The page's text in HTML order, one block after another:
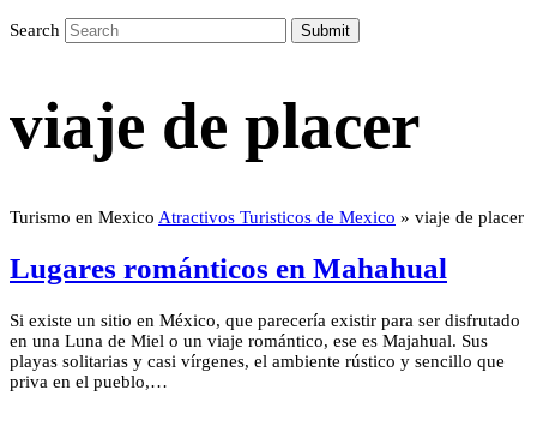
Search Submit
viaje de placer
Turismo en Mexico Atractivos Turisticos de Mexico » viaje de placer
Lugares románticos en Mahahual
Si existe un sitio en México, que parecería existir para ser disfrutado
en una Luna de Miel o un viaje romántico, ese es Majahual. Sus
playas solitarias y casi vírgenes, el ambiente rústico y sencillo que
priva en el pueblo,…